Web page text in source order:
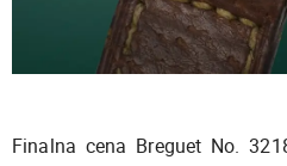
Finalna cena Breguet No.